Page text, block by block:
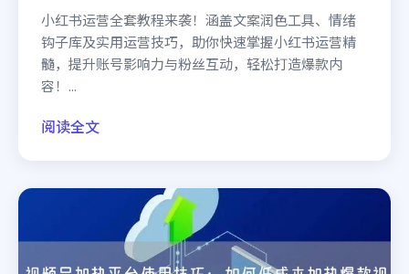
小红书运营全套教程来袭！涵盖文案润色工具、情绪
钩子库及实用运营技巧，助你快速掌握小红书运营精
髓，提升账号影响力与粉丝互动，轻松打造爆款内
容！...
阅读全文